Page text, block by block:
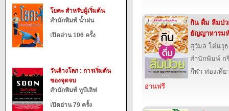
โยคะ สำหรับผู้เริ่มต้น
สำนักพิมพ์ น้ำฝน
เปิดอ่าน 106 ครั้ง
วันล้างโลก : การเริ่มต้น
ของจุดจบ
สำนักพิมพ์ ทูบีเลิฟ
เปิดอ่าน 79 ครั้ง
กิน ดื่ม ลืมป่ว
ธัญญาหารมหั
สุวิมล โต่นวุธ
สำนักพิมพ์
กีฬา ท่องเที่
อ่านฟรี